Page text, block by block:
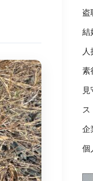
盗
結
素
ス
企
個